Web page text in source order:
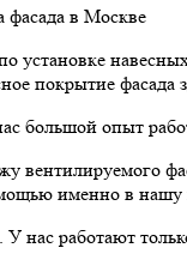
фасада в Москве
установке
покрытие
большой опыт
вентилируемого
именно в
нас работают